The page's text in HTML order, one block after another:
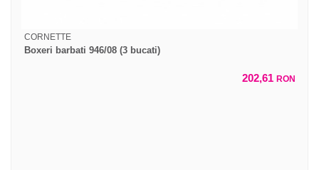
CORNETTE
Boxeri barbati 946/08 (3 bucati)
202,61 RON